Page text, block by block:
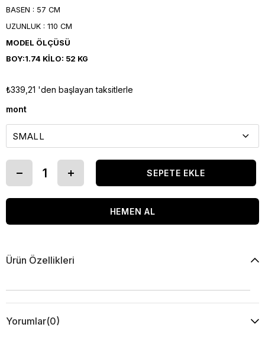
BASEN : 57 CM
UZUNLUK : 110 CM
MODEL ÖLÇÜSÜ
BOY:1.74 KİLO: 52 KG
₺339,21 'den başlayan taksitlerle
mont
Ürün Özellikleri
Yorumlar(0)